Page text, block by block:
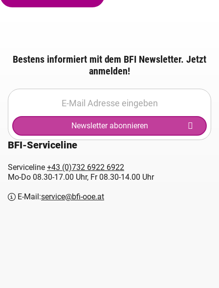
Bestens informiert mit dem BFI Newsletter. Jetzt
anmelden!
Newsletter abonnieren
BFI-Serviceline
Serviceline +43 (0)732 6922 6922
Mo-Do 08.30-17.00 Uhr, Fr 08.30-14.00 Uhr
E-Mail:service@bfi-ooe.at